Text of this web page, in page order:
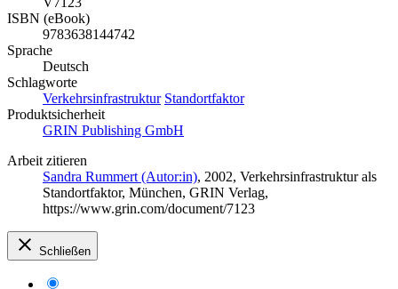
ISBN (eBook)
9783638144742
Sprache
Deutsch
Schlagworte
Verkehrsinfrastruktur Standortfaktor
Produktsicherheit
GRIN Publishing GmbH
Arbeit zitieren
Sandra Rummert (Autor:in), 2002, Verkehrsinfrastruktur als
Standortfaktor, München, GRIN Verlag,
https://www.grin.com/document/7123
Schließen